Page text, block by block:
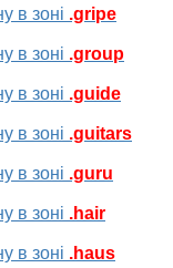
в зоні .gripe
в зоні .group
в зоні .guide
в зоні .guitars
в зоні .guru
в зоні .hair
в зоні .haus